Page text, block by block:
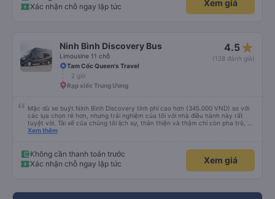
Xác nhận chỗ ngay lập tức
Xem giá
Ninh Bình Discovery Bus
Limousine 11 chỗ
4.5 star_rate
(128 đánh giá)
Tam Cốc Queen's Travel
2 giờ
Rạp xiếc Trung Ương
Mặc dù xe buýt Ninh Bình Discovery tính phí cao hơn (345.000 VND) so với
các lựa chọn rẻ hơn, nhưng trải nghiệm của tôi với nhà điều hành này rất
tuyệt vời. Tài xế của chúng tôi lịch sự, thân thiện và thậm chí còn pha trò, và
rõ ràng là anh ấy lái xe an toàn hơn so với những chiếc xe buýt limousine
không hề hối tiếc khi đặt xe với nhà điều hành này và sẽ lại sử dụng dịch vụ
của họ.
Xem thêm
Không cần thanh toán trước
Xác nhận chỗ ngay lập tức
Xem giá